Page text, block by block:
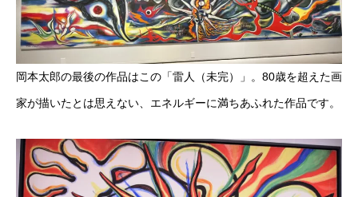
岡本太郎の最後の作品はこの「雷人（未完）」。80歳を超えた画
家が描いたとは思えない、エネルギーに満ちあふれた作品です。